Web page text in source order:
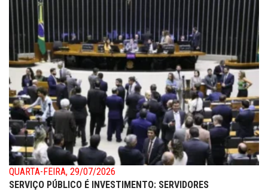
QUARTA-FEIRA, 29/07/2026
SERVIÇO PÚBLICO É INVESTIMENTO: SERVIDORES